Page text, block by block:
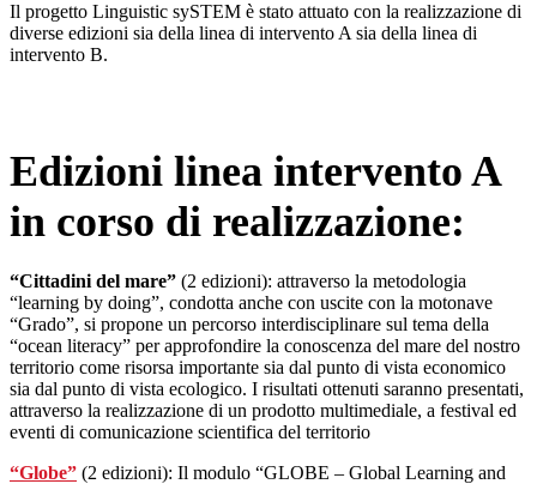
Il progetto Linguistic sySTEM è stato attuato con la realizzazione di
diverse edizioni sia della linea di intervento A sia della linea di
intervento B.
Edizioni linea intervento A
in corso di realizzazione:
“Cittadini del mare” (2 edizioni): attraverso la metodologia
“learning by doing”, condotta anche con uscite con la motonave
“Grado”, si propone un percorso interdisciplinare sul tema della
“ocean literacy” per approfondire la conoscenza del mare del nostro
territorio come risorsa importante sia dal punto di vista economico
sia dal punto di vista ecologico. I risultati ottenuti saranno presentati,
attraverso la realizzazione di un prodotto multimediale, a festival ed
eventi di comunicazione scientifica del territorio
“Globe” (2 edizioni): Il modulo “GLOBE – Global Learning and